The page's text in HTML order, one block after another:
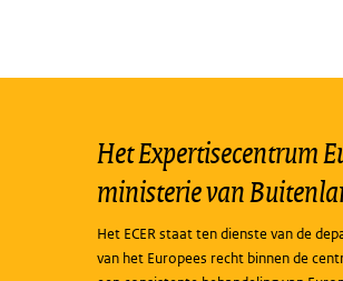
Het Expertisecentrum
ministerie van
Het ECER staat ten dienste van de
van het Europees recht binnen de